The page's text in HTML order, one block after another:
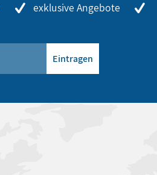
exklusive Angebote
Eintragen